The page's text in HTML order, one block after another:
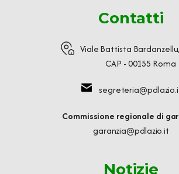
Contatti
Viale Battista
CAP - 00155 Roma
Commissione regionale di
garanzia@pdlazio.it
Notizie